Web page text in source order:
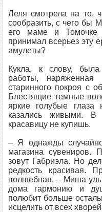
Леля смотрела на то,
сообразить, с чего бы
его маме и Томочке
принимал всерьез эту
амулеты?
Кукла, к слову, была
работы,
старинного покроя с
Блестящие темные
яркие голубые глаза
казались живыми. В
красавицу не купишь.
– Я однажды
магазина сувениров.
зовут Габриэла. Но
редкость красивая.
волшебная. – Миша
дома гармонию и
полюбит больше
исцелить от всех